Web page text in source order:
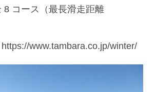
8 コース（最長滑走距離
https://www.tambara.co.jp/winter/